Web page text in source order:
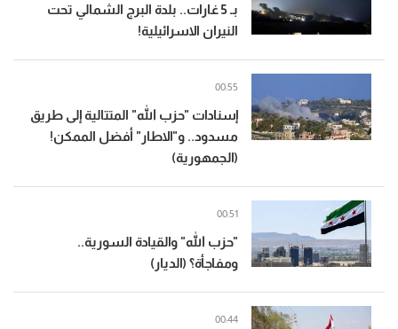
بـ 5 غارات.. بلدة البرج الشمالي تحت
النيران الاسرائيلية!
إسنادات "حزب الله" المتتالية إلى طريق
مسدود.. و"الاطار" أفضل الممكن!
(الجمهورية)
00:55
"حزب الله" والقيادة السورية..
ومفاجأة؟ (الديار)
00:51
00:44